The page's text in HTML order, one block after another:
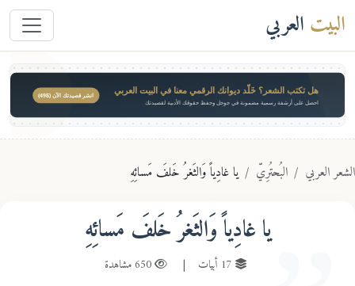
البيتالعربي
هل تكتب الشعر؟ خَلّد ديوانك الرقمي معنا في البيت العربي
احصل على أرشفة رسمية مضمونة في جوجل وحفظ حقوقك الأدبية لقصيدتك
انشر قصيدتك الآن ($49)
العربي البُحتُرِيّ يا غادِياً وَالثَغرُ خَلفَ مَسائِهِ
يا غادِياً وَالثَغرُ خَلفَ مَسائِهِ
17 أبيات 650 مشاهدة